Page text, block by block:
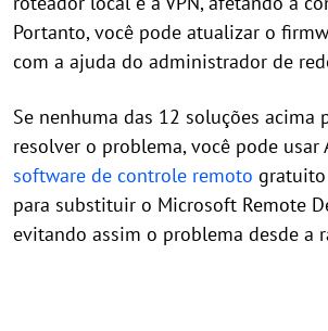
Portanto, você pode atualizar o
com a ajuda do administrador de
Se nenhuma das 12 soluções acima
resolver o problema, você pode usar
software de controle remoto gratuito
para substituir o Microsoft Remote
evitando assim o problema desde a